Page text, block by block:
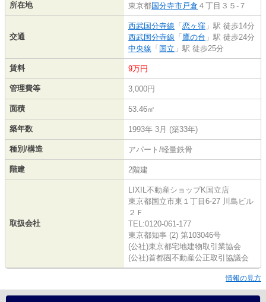
所在地 東京都国分寺市戸倉 ４丁目３５-７
交通
西武国分寺線 「 恋ヶ窪 」駅 徒歩14分
西武国分寺線 「 鷹の台 」駅 徒歩24分
中央線 「 国立 」駅 徒歩25分
賃料 9万円
管理費等 3,000円
面積 53.46㎡
築年数 1993年 3月 (築33年)
種別/構造 アパート/軽量鉄骨
階建 2階建
取扱会社
LIXIL不動産ショップK国立店
東京都国立市東１丁目6-27 川島ビル
２Ｆ
TEL:0120-061-177
東京都知事 (2) 第103046号
(公社)東京都宅地建物取引業協会
(公社)首都圏不動産公正取引協議会
情報の見方